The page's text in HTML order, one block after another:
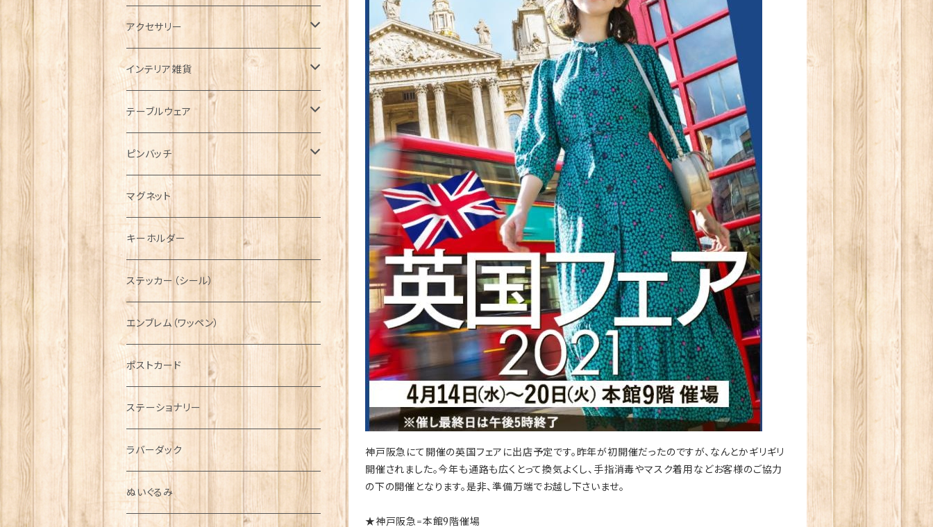
神戸阪急にて開催の英国フェアに出店予定です。昨年が初開催だったのですが、なんとかギリギリ
開催されました。今年も通路も広くとって換気よくし、手指消毒やマスク着用などお客様のご協力
の下の開催となります。是非、準備万端でお越し下さいませ。
★神戸阪急=本館9階催場
タータンネクタイ
帽子
キャップ
ハンチング帽
キャスケット
ディアストーカー
ニット帽
Tシャツ
マフラー
タータン【Bronte by Moon】
タータン【Glencroft】
ボタンラップマフラー【Aran Traditions】
サッシュ
スカーフ
ファッションマスク
アクセサリー
ORTAK
ブローチ
ペンダント
チャーム
その他のアクセサリー
インテリア雑貨
インテリア置物
ラブスプーン
ラブスプーン【SION LLEWELLYN】
ラブスプーン【PAUL CURTIS】
ファブリック
テーブルウェア
ティータオル
ペーパーナプキン
ティーコジー
その他テーブルウェア
ピンバッチ
ジェネラルデザイン
乗り物
動物＆植物
国旗＆紋章
音楽＆楽器
ミリタリー
NAVY
AIRFORCE
ARMY
ピューター
マグネット
キーホルダー
ステッカー（シール）
エンブレム（ワッペン）
ポストカード
ステーショナリー
ラバーダック
ぬいぐるみ